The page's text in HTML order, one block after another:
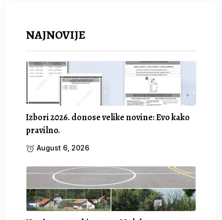
NAJNOVIJE
Izbori 2026. donose velike novine: Evo kako
pravilno.
August 6, 2026